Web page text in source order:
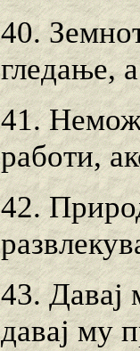
40.
гледање,
41.
работи,
42.
43. Давај
давај му